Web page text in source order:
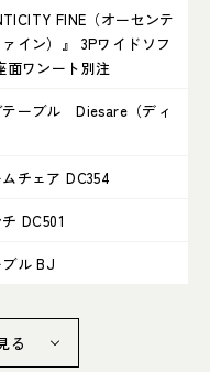
名古屋市名東区陸
00～18：00
祝日は営業）
ける
FINE（オーセンテ
イン）』 3Pワイドソフ
面ワンート別注
テーブル Diesare（ディ
チェア DC354
DC501
ル BJ
る